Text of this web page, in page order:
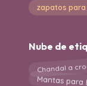
zapatos
Nube de
Chandal a